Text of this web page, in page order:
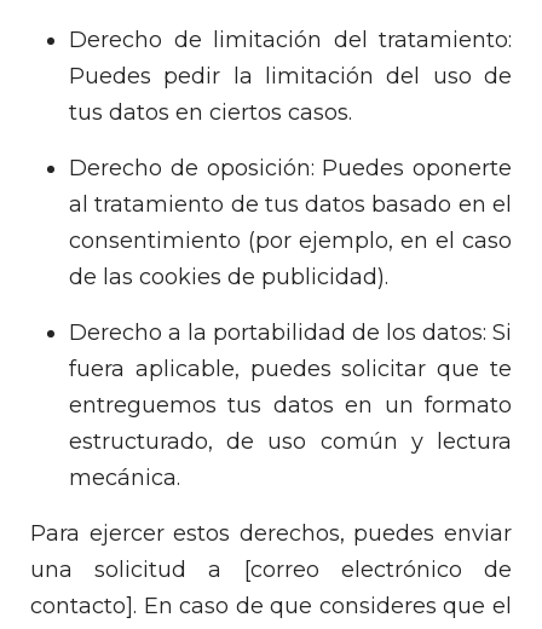
Derecho de limitación del tratamiento:
Puedes pedir la limitación del uso de
tus datos en ciertos casos.
Derecho de oposición: Puedes oponerte
al tratamiento de tus datos basado en el
consentimiento (por ejemplo, en el caso
de las cookies de publicidad).
Derecho a la portabilidad de los datos: Si
fuera aplicable, puedes solicitar que te
entreguemos tus datos en un formato
estructurado, de uso común y lectura
mecánica.
Para ejercer estos derechos, puedes enviar
una solicitud a [correo electrónico de
contacto]. En caso de que consideres que el